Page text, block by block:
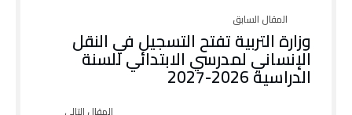
وزارة التربية تفتح التسجيل في النقل
الإنساني لمدرسي الابتدائي للسنة
الدراسية 2026-2027